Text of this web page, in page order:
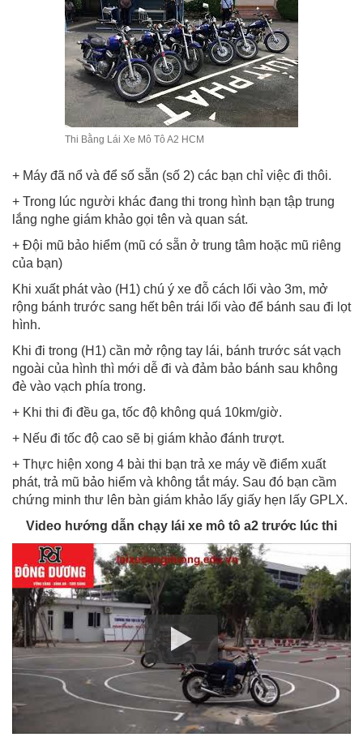
Thi Bằng Lái Xe Mô Tô A2 HCM
+ Máy đã nổ và để số sẵn (số 2) các bạn chỉ việc đi thôi.
+ Trong lúc người khác đang thi trong hình bạn tập trung
lắng nghe giám khảo gọi tên và quan sát.
+ Đội mũ bảo hiểm (mũ có sẵn ở trung tâm hoặc mũ riêng
của bạn)
Khi xuất phát vào (H1) chú ý xe đỗ cách lối vào 3m, mở
rộng bánh trước sang hết bên trái lối vào để bánh sau đi lọt
hình.
Khi đi trong (H1) cần mở rộng tay lái, bánh trước sát vạch
ngoài của hình thì mới dễ đi và đảm bảo bánh sau không
đè vào vạch phía trong.
+ Khi thi đi đều ga, tốc độ không quá 10km/giờ.
+ Nếu đi tốc độ cao sẽ bị giám khảo đánh trượt.
+ Thực hiện xong 4 bài thi bạn trả xe máy về điểm xuất
phát, trả mũ bảo hiểm và không tắt máy. Sau đó bạn cầm
chứng minh thư lên bàn giám khảo lấy giấy hẹn lấy GPLX.
Video hướng dẫn chạy lái xe mô tô a2 trước lúc thi